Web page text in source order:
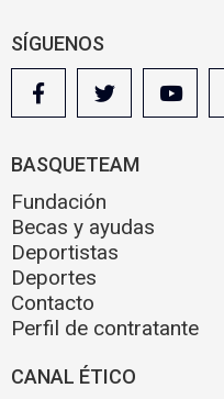
SÍGUENOS
BASQUETEAM
Fundación
Becas y ayudas
Deportistas
Deportes
Contacto
Perfil de contratante
CANAL ÉTICO